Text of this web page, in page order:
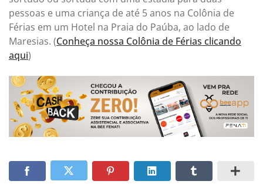
pessoas e uma criança de até 5 anos na Colônia de
Férias em um Hotel na Praia do Paúba, ao lado de
Maresias. (Conheça nossa Colônia de Férias clicando
aqui)